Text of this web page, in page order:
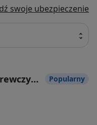
swoje ubezpieczenie
lek. dent. Agata Brewczyńska-Synoradzka Popularny